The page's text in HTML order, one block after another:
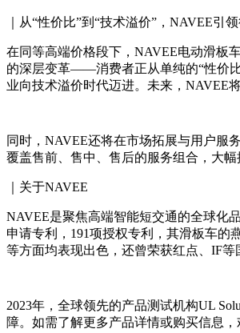
｜从“性价比”到“技术溢价”，NAVEE引
在同等高端价格段下，NAVEE电动滑板
的深层变革——消费者正从单纯的“性价
业向技术溢价时代迈进。未来，NAVEE
同时，NAVEE还将在市场拓展与用户服
覆盖售前、售中、售后的服务组合，大
｜关于NAVEE
NAVEE是聚焦高端智能短交通的全球化
申请专利，191项授权专利，其滑板车
等方面均表现出色，还曾荣获红点、IF等
2023年，全球领先的产品测试机构UL
障。如需了解更多产品详情或购买信息，